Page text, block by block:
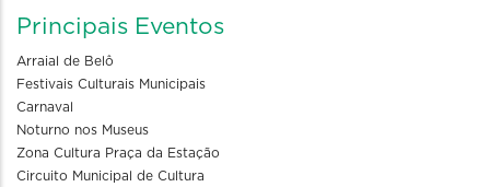
Principais Eventos
Arraial de Belô
Festivais Culturais Municipais
Carnaval
Noturno nos Museus
Zona Cultura Praça da Estação
Circuito Municipal de Cultura